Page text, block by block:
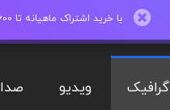
با خرید اشتراک ماهیانه تا 600 طرح لایه باز، وکتور، عکس، فایل های ویدیو وصدا دانلود کنید.
گرافیک ویدیو صدا